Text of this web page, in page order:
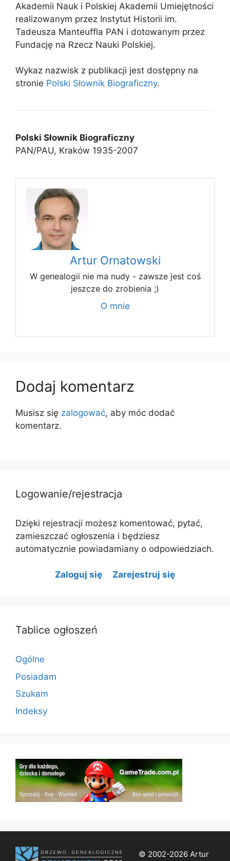
Akademii Nauk i Polskiej Akademii Umiejętności
realizowanym przez Instytut Historii im.
Tadeusza Manteuffla PAN i dotowanym przez
Fundację na Rzecz Nauki Polskiej.
Wykaz nazwisk z publikacji jest dostępny na
stronie Polski Słownik Biograficzny.
Polski Słownik Biograficzny
PAN/PAU, Kraków 1935-2007
Artur Ornatowski
W genealogii nie ma nudy - zawsze jest coś
jeszcze do zrobienia ;)
O mnie
Dodaj komentarz
Musisz się zalogować, aby móc dodać
komentarz.
Logowanie/rejestracja
Dzięki rejestracji możesz komentować, pytać,
zamieszczać ogłoszenia i będziesz
automatycznie powiadamiany o odpowiedziach.
Zaloguj się Zarejestruj się
Tablice ogłoszeń
Ogólne
Posiadam
Szukam
Indeksy
© 2002-2026 Artur